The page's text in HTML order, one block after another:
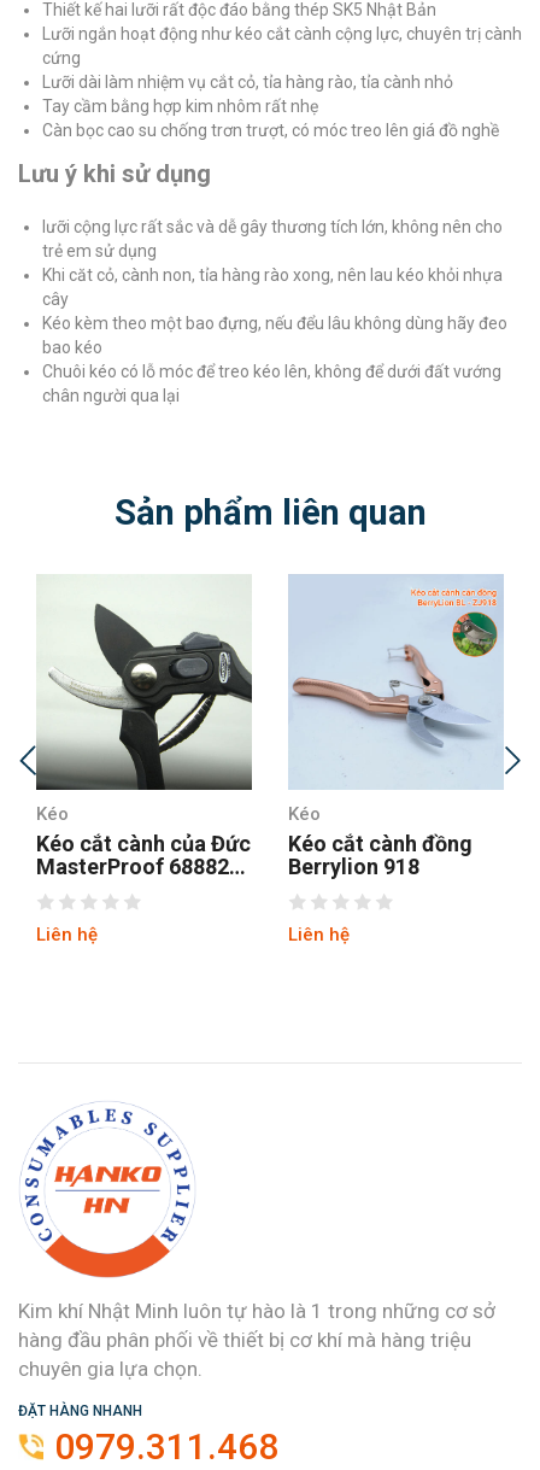
Thiết kế hai lưỡi rất độc đáo bằng thép SK5 Nhật Bản
Lưỡi ngắn hoạt động như kéo cắt cành cộng lực, chuyên trị cành
cứng
Lưỡi dài làm nhiệm vụ cắt cỏ, tỉa hàng rào, tỉa cành nhỏ
Tay cầm bằng hợp kim nhôm rất nhẹ
Càn bọc cao su chống trơn trượt, có móc treo lên giá đồ nghề
Lưu ý khi sử dụng
lưỡi cộng lực rất sắc và dễ gây thương tích lớn, không nên cho
trẻ em sử dụng
Khi căt cỏ, cành non, tỉa hàng rào xong, nên lau kéo khỏi nhựa
cây
Kéo kèm theo một bao đựng, nếu đểu lâu không dùng hãy đeo
bao kéo
Chuôi kéo có lỗ móc để treo kéo lên, không để dưới đất vướng
chân người qua lại
Sản phẩm liên quan
Kéo
Kéo cắt cành của Đức
MasterProof 68882
thép SK85
Liên hệ
Kéo
Kéo cắt cành đồng
Berrylion 918
Liên hệ
Kim khí Nhật Minh luôn tự hào là 1 trong những cơ sở
hàng đầu phân phối về thiết bị cơ khí mà hàng triệu
chuyên gia lựa chọn.
ĐẶT HÀNG NHANH
0979.311.468